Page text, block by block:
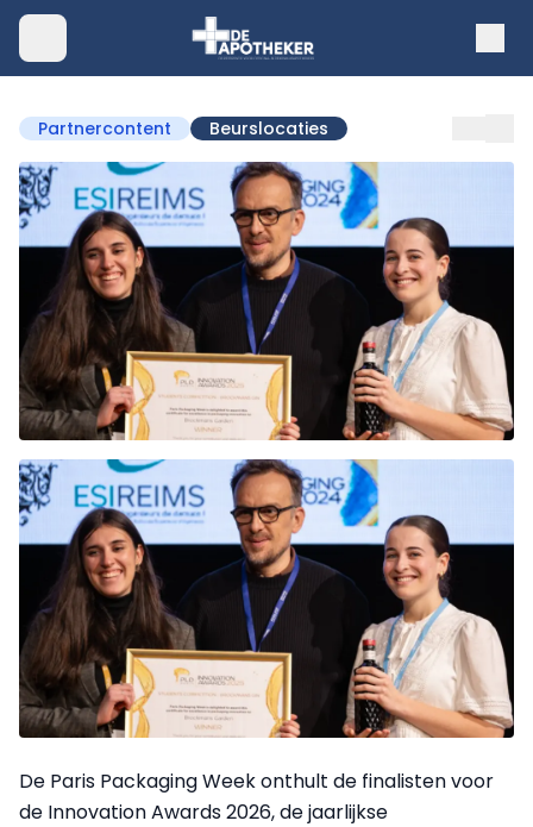
Partnercontent Beurslocaties
De Paris Packaging Week onthult de finalisten voor
de Innovation Awards 2026, de jaarlijkse